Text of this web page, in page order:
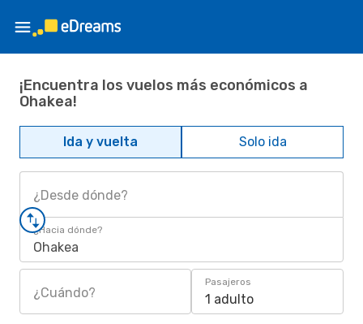
¡Encuentra los vuelos más económicos a
Ohakea!
Ida y vuelta Solo ida
¿Desde dónde?
¿Hacia dónde?
Ohakea
¿Cuándo?
Pasajeros
1 adulto